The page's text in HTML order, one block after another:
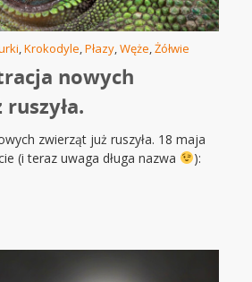
,Krokodyle,Płazy,Węże,Żółwie
nowych
zwierząt już ruszyła. 18 maja
(i teraz uwaga długa nazwa
):